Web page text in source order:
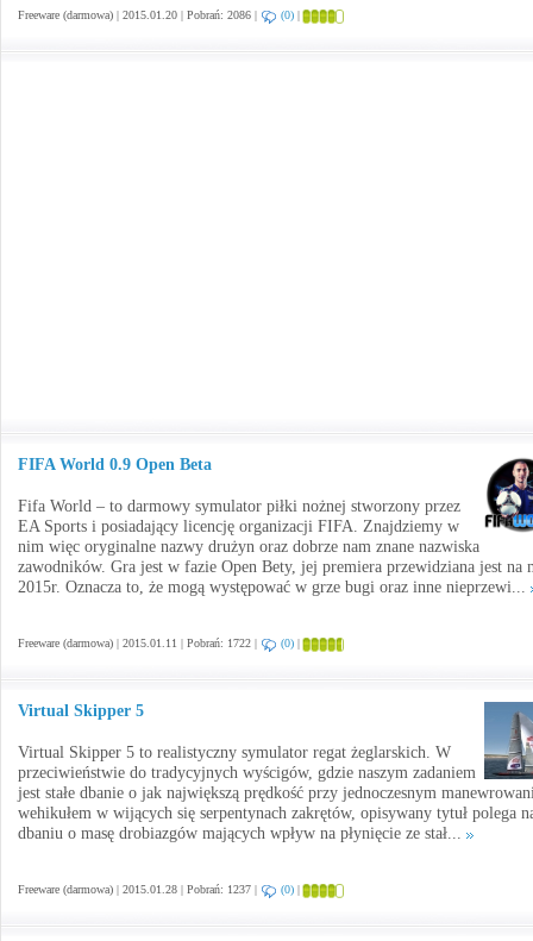
Freeware (darmowa) | 2015.01.20 | Pobrań: 2086 | (0) |
FIFA World 0.9 Open Beta
Fifa World – to darmowy symulator piłki nożnej stworzony przez
EA Sports i posiadający licencję organizacji FIFA. Znajdziemy w
nim więc oryginalne nazwy drużyn oraz dobrze nam znane nazwiska
zawodników. Gra jest w fazie Open Bety, jej premiera przewidziana jest na
2015r. Oznacza to, że mogą występować w grze bugi oraz inne nieprzewi...
Freeware (darmowa) | 2015.01.11 | Pobrań: 1722 | (0) |
Virtual Skipper 5
Virtual Skipper 5 to realistyczny symulator regat żeglarskich. W
przeciwieństwie do tradycyjnych wyścigów, gdzie naszym zadaniem
jest stałe dbanie o jak największą prędkość przy jednoczesnym
wehikułem w wijących się serpentynach zakrętów, opisywany tytuł polega
dbaniu o masę drobiazgów mających wpływ na płynięcie ze stał...
Freeware (darmowa) | 2015.01.28 | Pobrań: 1237 | (0) |